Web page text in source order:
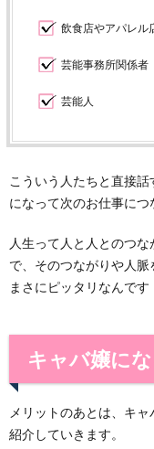
飲食店やアパレル
芸能事務所関係者
芸能人
こういう人たちと直接
になって次のお仕事につ
人生って人と人とのつ
で、そのつながりや人脈
まさにピッタリなんです
キャバ嬢に
メリットのあとは、キ
紹介していきます。